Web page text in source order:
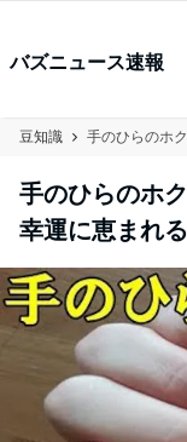
バズニュース速報
豆知識
手のひらのホ
幸運に恵まれ